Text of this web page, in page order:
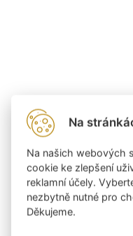
Na
Na našich webových
cookie ke zlepšení
reklamní účely.
nezbytně nutné pro
Děkujeme.